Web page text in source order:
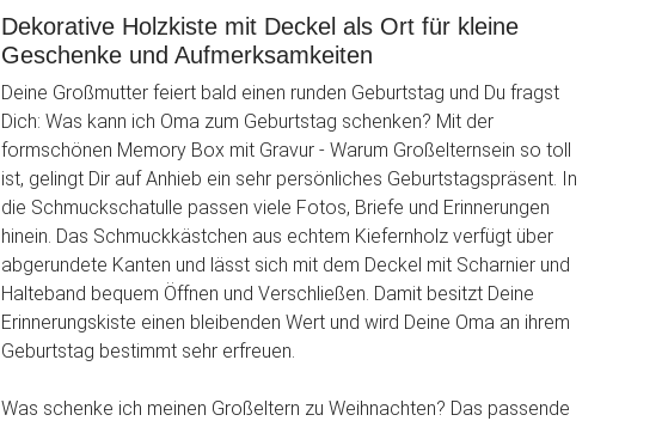
Dekorative Holzkiste mit Deckel als Ort für kleine
Geschenke und Aufmerksamkeiten
Deine Großmutter feiert bald einen runden Geburtstag und Du fragst
Dich: Was kann ich Oma zum Geburtstag schenken? Mit der
formschönen Memory Box mit Gravur - Warum Großelternsein so toll
ist, gelingt Dir auf Anhieb ein sehr persönliches Geburtstagspräsent. In
die Schmuckschatulle passen viele Fotos, Briefe und Erinnerungen
hinein. Das Schmuckkästchen aus echtem Kiefernholz verfügt über
abgerundete Kanten und lässt sich mit dem Deckel mit Scharnier und
Halteband bequem Öffnen und Verschließen. Damit besitzt Deine
Erinnerungskiste einen bleibenden Wert und wird Deine Oma an ihrem
Geburtstag bestimmt sehr erfreuen.
Was schenke ich meinen Großeltern zu Weihnachten? Das passende